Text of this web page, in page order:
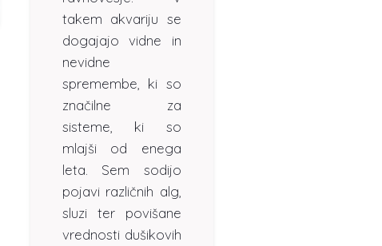
takem akvariju se
dogajajo vidne in
nevidne
spremembe, ki so
značilne za
sisteme, ki so
mlajši od enega
leta. Sem sodijo
pojavi različnih alg,
sluzi ter povišane
vrednosti dušikovih